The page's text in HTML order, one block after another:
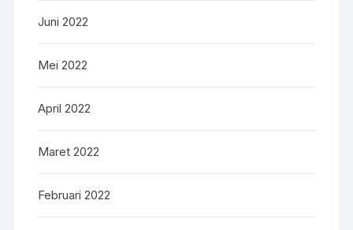
Juni 2022
Mei 2022
April 2022
Maret 2022
Februari 2022